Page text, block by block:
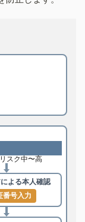
スク中〜高
よる本人確認
番号入力